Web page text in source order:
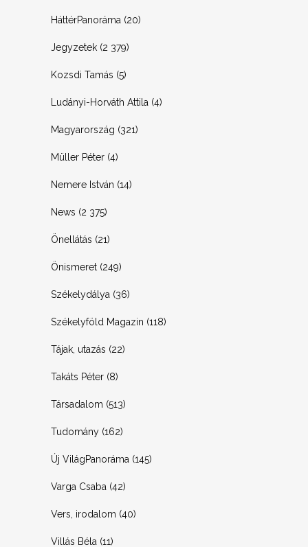
HáttérPanoráma (20)
Jegyzetek (2 379)
Kozsdi Tamás (5)
Ludányi-Horváth Attila (4)
Magyarország (321)
Müller Péter (4)
Nemere István (14)
News (2 375)
Önellátás (21)
Önismeret (249)
Székelydálya (36)
Székelyföld Magazin (118)
Tájak, utazás (22)
Takáts Péter (8)
Társadalom (513)
Tudomány (162)
Új VilágPanoráma (145)
Varga Csaba (42)
Vers, irodalom (40)
Villás Béla (11)